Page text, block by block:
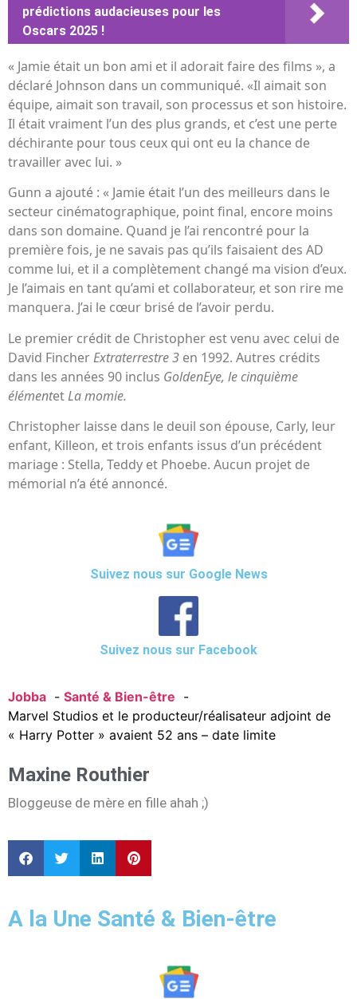
prédictions audacieuses pour les
Oscars 2025 !
« Jamie était un bon ami et il adorait faire des films », a
déclaré Johnson dans un communiqué. «Il aimait son
équipe, aimait son travail, son processus et son histoire.
Il était vraiment l’un des plus grands, et c’est une perte
déchirante pour tous ceux qui ont eu la chance de
travailler avec lui. »
Gunn a ajouté : « Jamie était l’un des meilleurs dans le
secteur cinématographique, point final, encore moins
dans son domaine. Quand je l’ai rencontré pour la
première fois, je ne savais pas qu’ils faisaient des AD
comme lui, et il a complètement changé ma vision d’eux.
Je l’aimais en tant qu’ami et collaborateur, et son rire me
manquera. J’ai le cœur brisé de l’avoir perdu.
Le premier crédit de Christopher est venu avec celui de
David FincherExtraterrestre 3 en 1992. Autres crédits
dans les années 90 inclus GoldenEye, le cinquième
élémentetLa momie.
Christopher laisse dans le deuil son épouse, Carly, leur
enfant, Killeon, et trois enfants issus d’un précédent
mariage : Stella, Teddy et Phoebe. Aucun projet de
mémorial n’a été annoncé.
Suivez nous sur Google News
Suivez nous sur Facebook
Jobba
Santé & Bien-être
Marvel Studios et le producteur/réalisateur adjoint de
« Harry Potter » avaient 52 ans – date limite
Maxine Routhier
Bloggeuse de mère en fille ahah ;)
A la Une Santé & Bien-être